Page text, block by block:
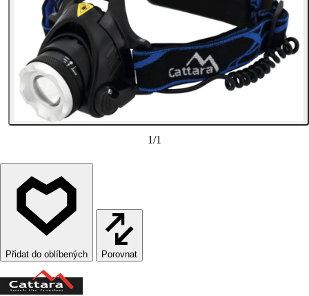
1/1
Porovnat